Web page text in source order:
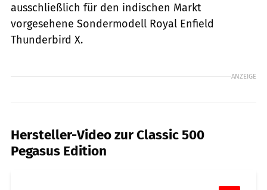
ausschließlich für den indischen Markt
vorgesehene Sondermodell Royal Enfield
Thunderbird X.
ANZEIGE
Hersteller-Video zur Classic 500
Pegasus Edition